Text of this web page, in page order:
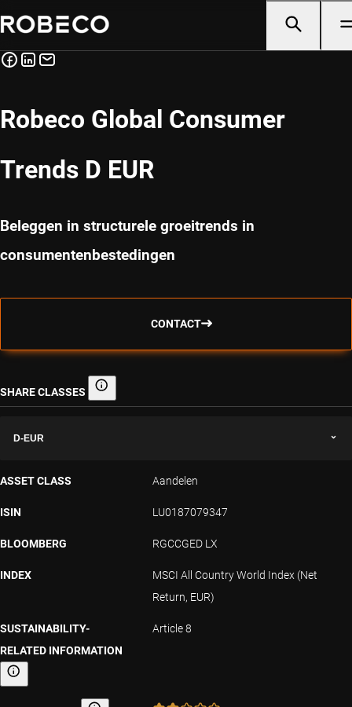
Robeco Global Consumer
Trends D EUR
Beleggen in structurele groeitrends in
consumentenbestedingen
CONTACT
SHARE CLASSES Share classes
D-EUR
ASSET CLASS Aandelen
ISIN LU0187079347
BLOOMBERG RGCCGED LX
INDEX
MSCI All Country World Index (Net
Return, EUR)
SUSTAINABILITY-
RELATED INFORMATION
Sustainability-related information
Article 8